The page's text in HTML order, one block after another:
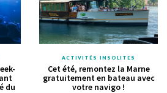
du
ACTIVITÉS INSOLITES
Cet été, remontez la Marne
gratuitement en bateau avec
votre navigo !